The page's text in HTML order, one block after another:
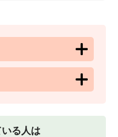
る人は